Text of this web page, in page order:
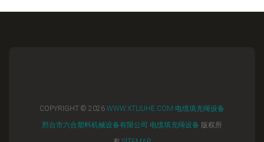
COPYRIGHT © 2026 WWW.XTLIUHE.COM 电缆填充绳设备
邢台市六合塑料机械设备有限公司 电缆填充绳设备 版权所